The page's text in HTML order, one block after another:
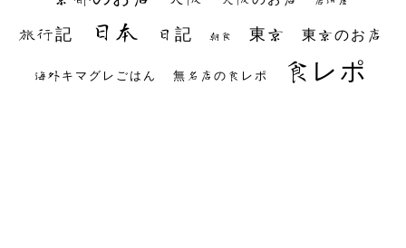
旅行記 日本 日記 朝食 東京 東京のお店
海外キマグレごはん 無名店の食レポ 食レポ